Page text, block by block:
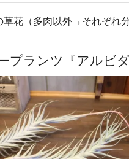
草花（多肉以外→それぞれ
プランツ『アルビダ